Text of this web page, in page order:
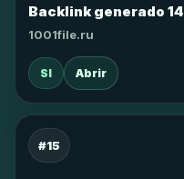
Backlink generado 14
1001file.ru
SI Abrir
#15